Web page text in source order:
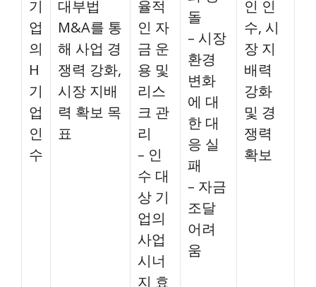
기
업
의
H
기
업
인
수
대부법
M&A를 통
해 사업 경
쟁력 강화,
시장 지배
력 확보 목
표
율적
인 자
금 운
용 및
리스
크 관
리
– 인
수 대
상 기
업의
사업
시너
지 효
돌
– 시장
환경
변화
에 대
한 대
응 실
패
– 자금
조달
어려
움
인 인
수, 시
장 지
배력
강화
및 경
쟁력
확보